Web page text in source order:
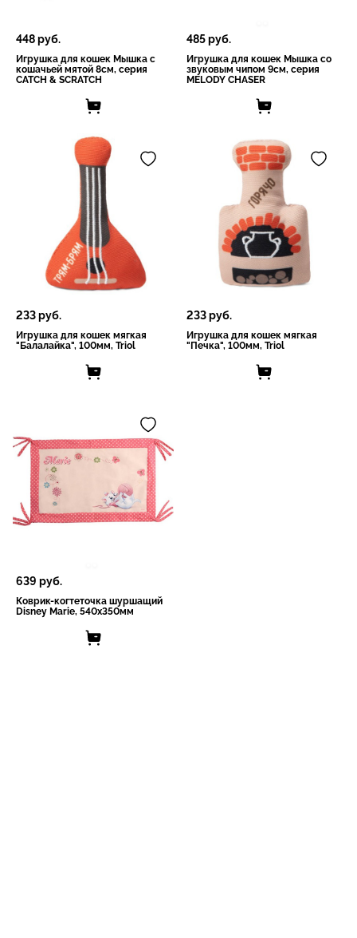
448руб.
Игрушка для кошек Мышка с
кошачьей мятой 8см, серия
CATCH & SCRATCH
485руб.
Игрушка для кошек Мышка со
звуковым чипом 9см, серия
MELODY CHASER
233руб.
Игрушка для кошек мягкая
"Балалайка", 100мм, Triol
233руб.
Игрушка для кошек мягкая
"Печка", 100мм, Triol
639 руб.
Коврик-когтеточка шуршащий
Disney Marie, 540х350мм